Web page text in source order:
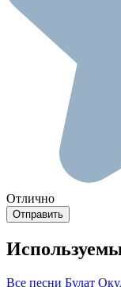
Отлично
Все песни Булат